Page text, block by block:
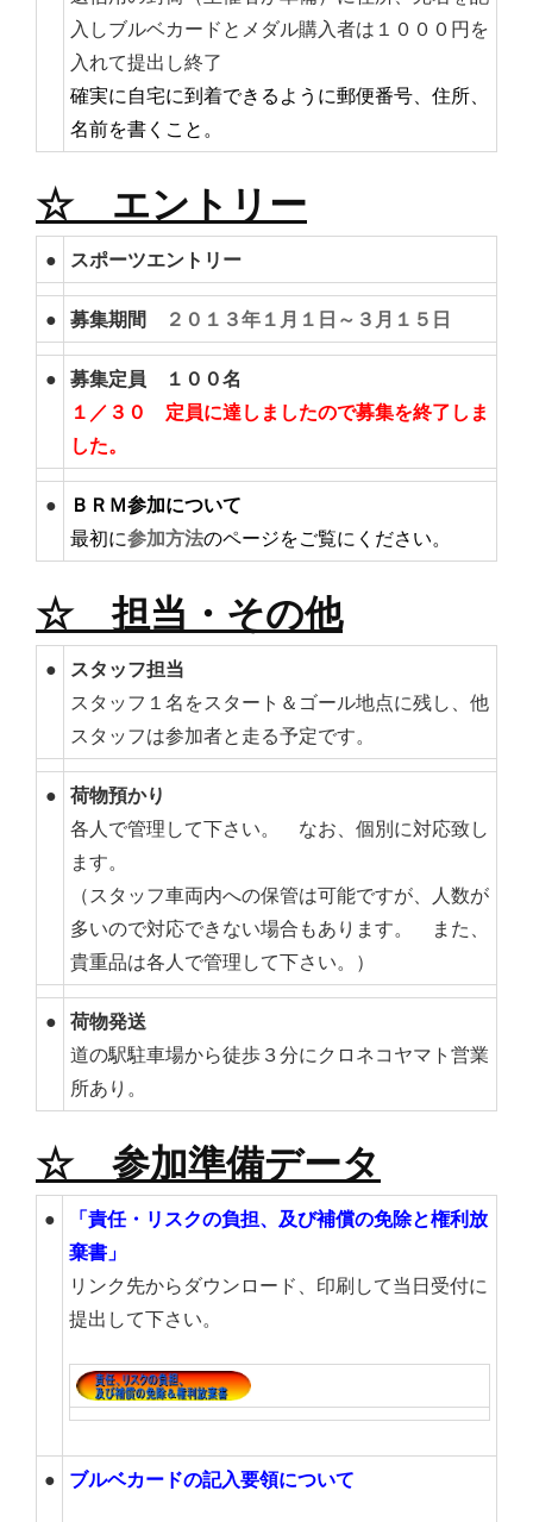
入しブルベカードとメダル購入者は１０００円を
入れて提出し終了
確実に自宅に到着できるように郵便番号、住所、
名前を書くこと。
☆ エントリー
● スポーツエントリー
● 募集期間 ２０１３年１月１日～３月１５日
● 募集定員 １００名
１／３０ 定員に達しましたので募集を終了しま
した。
●
ＢＲＭ参加について
最初に参加方法のページをご覧にください。
☆ 担当・その他
●
スタッフ担当
スタッフ１名をスタート＆ゴール地点に残し、他
スタッフは参加者と走る予定です。
● 荷物預かり
各人で管理して下さい。 なお、個別に対応致し
ます。
（スタッフ車両内への保管は可能ですが、人数が
多いので対応できない場合もあります。 また、
貴重品は各人で管理して下さい。）
● 荷物発送
道の駅駐車場から徒歩３分にクロネコヤマト営業
所あり。
☆ 参加準備データ
●
「責任・リスクの負担、及び補償の免除と権利放
棄書」
リンク先からダウンロード、印刷して当日受付に
提出して下さい。
● ブルベカードの記入要領について